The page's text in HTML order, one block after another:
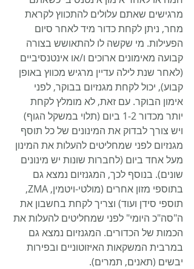
מרגישים שאתם עלולים להתכווץ לקראת
מחר, ניתן לקחת כדור מיד לאחר סיום
הפעילות. מי שקשה לו להתאושש בצורה
קבועה מאימונים ארוכים ו/או אינטנסיביים
(לאחר שנת לילה עדיין מרגיש מכווץ באופן
קבוע), יכול לקחת מגנזיום בבוקר, לפני
אימון הבוקר. עם זאת, לא מומלץ לקחת
יותר מכדור 1-2 ביום (תלוי במשקל הגוף)
ויש צורך לבדוק את המינונים של כל תוסף
מגנזיום לפני שמחליטים להעלות את המינון
מעל אחד ביום (לחברות שונות יש מינונים
שונים). בנוסף לכך, המגנזיום נמצא גם
בתוספי מזון אחרים (מולטי-ויטמין, ZMA,
תוספי סידן ועוד) וצריך לקחת בחשבון את
ה"סה"כ היומי" לפני שמחליטים להעלות את
הכמות של הכדורים. המגנזיום נמצא גם
במרבית המשקאות האיזוטוניים ובפירות
יבשים (תאנים, תמרים).